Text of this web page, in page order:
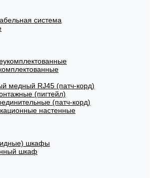
система
медный RJ45 (патч-корд)
(пигтейл)
(патч-корд)
настенные
шкафы
шкаф